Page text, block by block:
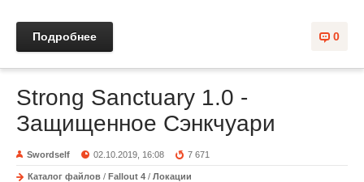
0
Подробнее
Strong Sanctuary 1.0 -
Защищенное Сэнкчуари
Swordself 02.10.2019, 16:08 7 671
Каталог файлов / Fallout 4 / Локации